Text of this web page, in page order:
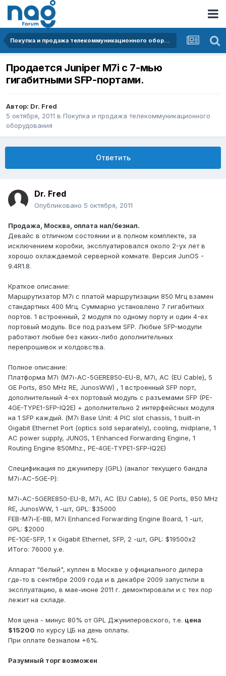
Покупка и продажа телекоммуникационного оборудования
Продается Juniper M7i с 7-мью
гигабитными SFP-портами.
Автор: Dr. Fred
5 октября, 2011 в Покупка и продажа телекоммуникационного
оборудования
Ответить
Dr. Fred
Опубликовано 5 октября, 2011
Продажа, Москва, оплата нал/безнал.
Девайс в отличном состоянии и в полном комплекте, за
исключением коробки, эксплуатировался около 2-ух лет в
хорошо охлаждаемой серверной комнате. Версия JunOS -
9.4R1.8.
Краткое описание:
Маршрутизатор M7i c платой маршрутизации 850 Мгц взамен
стандартных 400 Мгц. Суммарно установлено 7 гигабитных
портов. 1 встроенный, 2 модуля по одному порту и один 4-ех
портовый модуль. Все под разъем SFP. Любые SFP-модули
работают любые без каких-либо дополнительных
перепрошивок и колдовства.
Полное описание:
Платформа М7i (M7i-AC-5GERE850-EU-B, M7i, AC (EU Cable), 5
GE Ports, 850 MHz RE, JunosWW) , 1 встроенный SFP порт,
дополнительный 4-ех портовый модуль с разъемами SFP (PE-
4GE-TYPE1-SFP-IQ2E) + дополнительно 2 интерфейсных модуля
на 1 SFP каждый. (M7i Base Unit: 4 PIC slot chassis, 1 built-in
Gigabit Ethernet Port (optics sold separately), cooling, midplane, 1
AC power supply, JUNOS, 1 Enhanced Forwarding Engine, 1
Routing Engine 850Mhz., PE-4GE-TYPE1-SFP-IQ2E)
Спецификация по джуниперу (GPL) (аналог текущего бандла
M7i-AC-5GE-P):
M7i-AC-5GERE850-EU-B, M7i, AC (EU Cable), 5 GE Ports, 850 MHz
RE, JunosWW, 1 -шт, GPL: $35000
FEB-M7i-E-BB, M7i Enhanced Forwarding Engine Board, 1 -шт,
GPL: $2000
PE-1GE-SFP, 1 x Gigabit Ethernet, SFP, 2 -шт, GPL: $19500х2
ИТого: 76000 у.е.
Аппарат "белый", куплен в Москве у официального дилера
где-то в сентябре 2009 года и в декабре 2009 запустили в
эксплуатацию, в мае-июне 2011 г. демонтировали и с тех пор
лежит на складе.
Моя цена - минус 80% от GPL Джуниперовского, т.е. цена
$15200 по курсу ЦБ на день оплаты.
При оплате безналом +6%.
Разумный торг возможен